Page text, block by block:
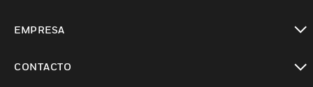
EMPRESA
CONTACTO